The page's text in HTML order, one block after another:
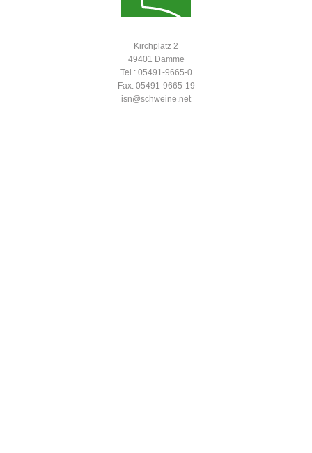
Kirchplatz 2
49401 Damme
Tel.: 05491-9665-0
Fax: 05491-9665-19
isn@schweine.net